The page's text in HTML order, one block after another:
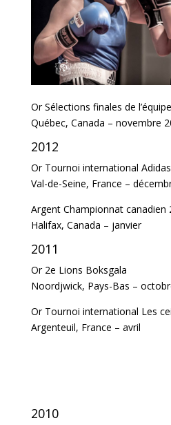
Or Sélections finales de
Québec, Canada – novembre
2012
Or Tournoi international Adidas
Val-de-Seine, France –
Argent Championnat canadien
Halifax, Canada – janvier
2011
Or 2e Lions Boksgala
Noordjwick, Pays-Bas –
Or Tournoi international Les
Argenteuil, France – avril
2010